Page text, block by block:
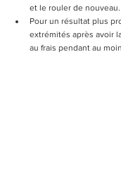
et le rouler de nouveau.
Pour un résultat plus
extrémités après avoir
au frais pendant au